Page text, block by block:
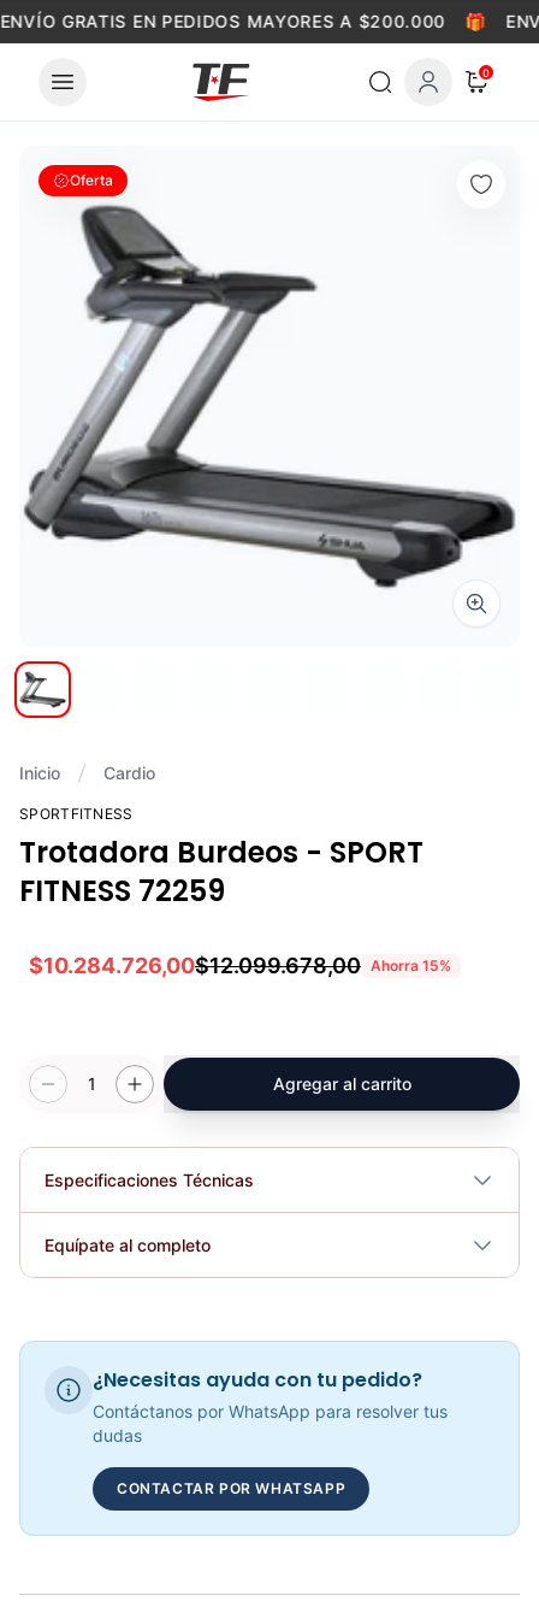
Skip to contentGRATIS EN PEDIDOS MAYORES A $200.000 🎁
0
Oferta
Zoom
Inicio Cardio
SPORTFITNESS
Trotadora Burdeos - SPORT
FITNESS 72259
$10.284.726,00$12.099.678,00 Ahorra 15%
1 Agregar al carrito
Especificaciones Técnicas
Plegable No
Equípate al completo
Bicicleta Estática AB002 SPORT FITNESS (DARWIN)
COP 4,714,618.00
¿Necesitas ayuda con tu pedido?
Contáctanos por WhatsApp para resolver tus
dudas
CONTACTAR POR WHATSAPP